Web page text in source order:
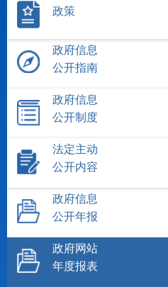
政策
政府信息
公开指南
政府信息
公开制度
法定主动
公开内容
政府信息
公开年报
政府网站
年度报表